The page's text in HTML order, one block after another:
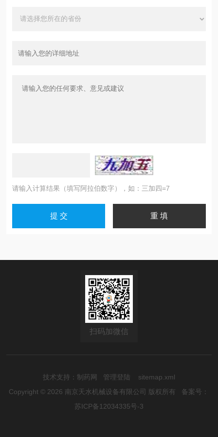
请输入计算结果（填写阿拉伯数字），如：三加四=7
扫码加微信
技术支持： 制药网 管理登陆
sitemap.xml
Copyright © 2026 南京天水机械设备有限公司 版权所有 备案号：
苏ICP备12034335号-3